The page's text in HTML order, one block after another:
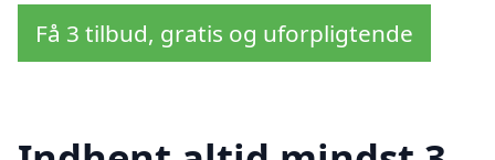
Få 3 tilbud, gratis og uforpligtende